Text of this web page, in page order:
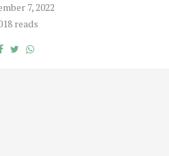
7, 2022
reads